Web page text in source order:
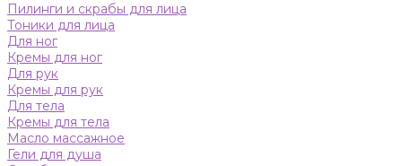
Пилинги и скрабы для лица
Тоники для лица
Для ног
Кремы для ног
Для рук
Кремы для рук
Для тела
Кремы для тела
Масло массажное
Гели для душа